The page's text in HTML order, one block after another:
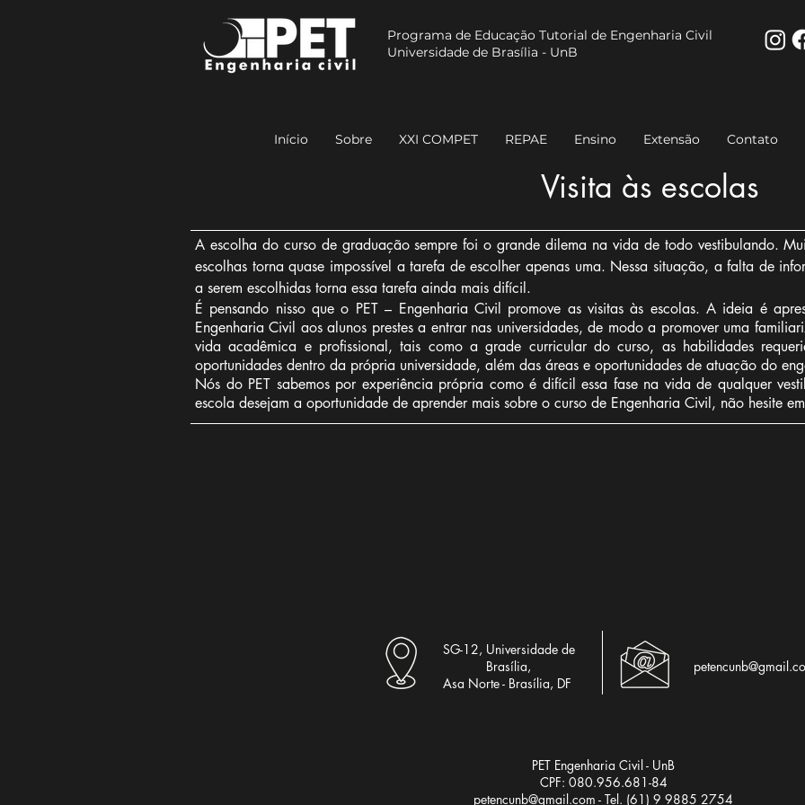
Programa de Educação Tutorial de Engenharia Civil
Universidade de Brasília - UnB
Início Sobre XXI COMPET REPAE Ensino Extensão Contato
Visita às escolas
A escolha do curso de graduação sempre foi o grande dilema na vida de todo vestibulando.
escolhas torna quase impossível a tarefa de escolher apenas uma. Nessa situação, a falta de
a serem escolhidas torna essa tarefa ainda mais difícil.
É pensando nisso que o PET – Engenharia Civil promove as visitas às escolas. A ideia é
Engenharia Civil aos alunos prestes a entrar nas universidades, de modo a promover uma
vida acadêmica e profissional, tais como a grade curricular do curso, as habilidades
oportunidades dentro da própria universidade, além das áreas e oportunidades de atuação do
Nós do PET sabemos por experiência própria como é difícil essa fase na vida de qualquer
escola desejam a oportunidade de aprender mais sobre o curso de Engenharia Civil, não hesite
SG-12, Universidade de
Brasília,
Asa Norte - Brasília, DF
PET Engenharia Civil - UnB
CPF: 080.956.681-84
petencunb@gmail.com - Tel. (61) 9 9885 2754